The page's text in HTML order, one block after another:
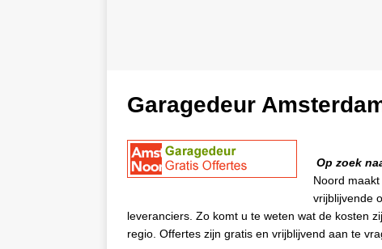
Garagedeur
Op zoek
Noord
vrijblijvende
leveranciers. Zo komt u te weten wat de kosten
regio. Offertes zijn gratis en vrijblijvend aan te